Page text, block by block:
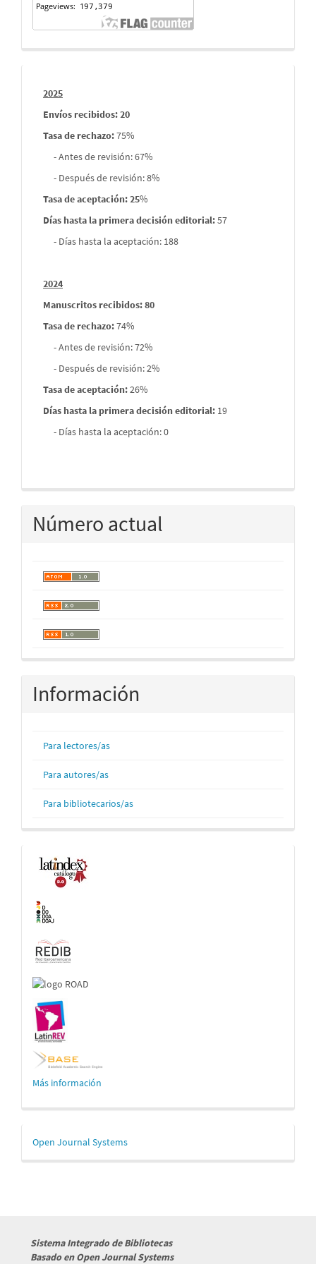
Informes
envios
2025
Envíos recibidos: 20
Tasa de rechazo:75%
- Antes de revisión: 67%
- Después de revisión: 8%
Tasa de aceptación: 25%
Días hasta la primera decisión editorial:57
- Días hasta la aceptación: 188
2024
Manuscritos recibidos: 80
Tasa de rechazo:74%
- Antes de revisión: 72%
- Después de revisión: 2%
Tasa de aceptación:26%
Días hasta la primera decisión editorial: 19
- Días hasta la aceptación: 0
Número actual
Información
Para lectores/as
Para autores/as
Para bibliotecarios/as
Indexaciones
Más información
Desarrollado
por
Open Journal Systems
Sistema Integrado de Bibliotecas
Basado en Open Journal Systems